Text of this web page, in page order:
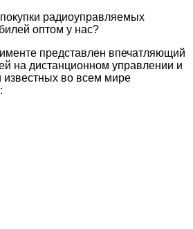
радиоуправляемых
оптом у нас?
представлен впечатляющий
на дистанционном управлении и
известных во всем мире